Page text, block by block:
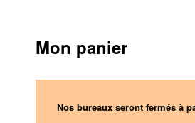
Mon panier
Nos bureaux seront fermés à